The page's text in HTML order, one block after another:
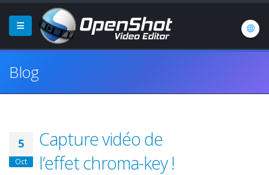
Blog
5
Oct
Capture vidéo de
l’effet chroma-key !